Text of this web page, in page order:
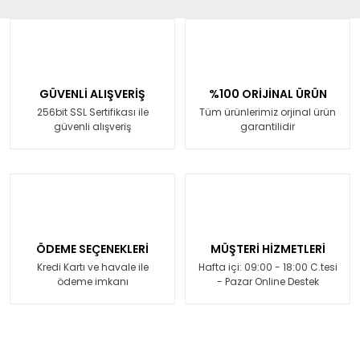
GÜVENLİ ALIŞVERİŞ
256bit SSL Sertifikası ile
güvenli alışveriş
%100 ORİJİNAL ÜRÜN
Tüm ürünlerimiz orjinal ürün
garantilidir
ÖDEME SEÇENEKLERİ
Kredi Kartı ve havale ile
ödeme imkanı
MÜŞTERİ HİZMETLERİ
Hafta içi: 09:00 - 18:00 C.tesi
- Pazar Online Destek